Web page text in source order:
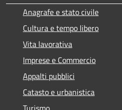
Anagrafe e stato civile
Cultura e tempo libero
Vita lavorativa
Imprese e Commercio
Appalti pubblici
Catasto e urbanistica